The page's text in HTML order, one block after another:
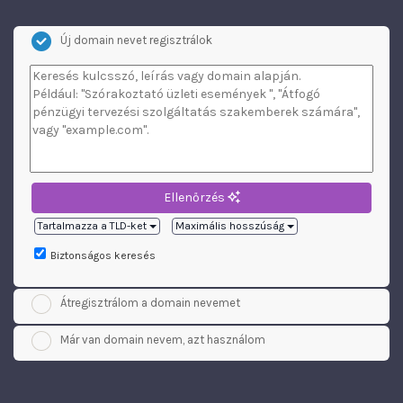
Új domain nevet regisztrálok
Ellenőrzés
Tartalmazza a TLD-ket Maximális hosszúság
Biztonságos keresés
Átregisztrálom a domain nevemet
Már van domain nevem, azt használom